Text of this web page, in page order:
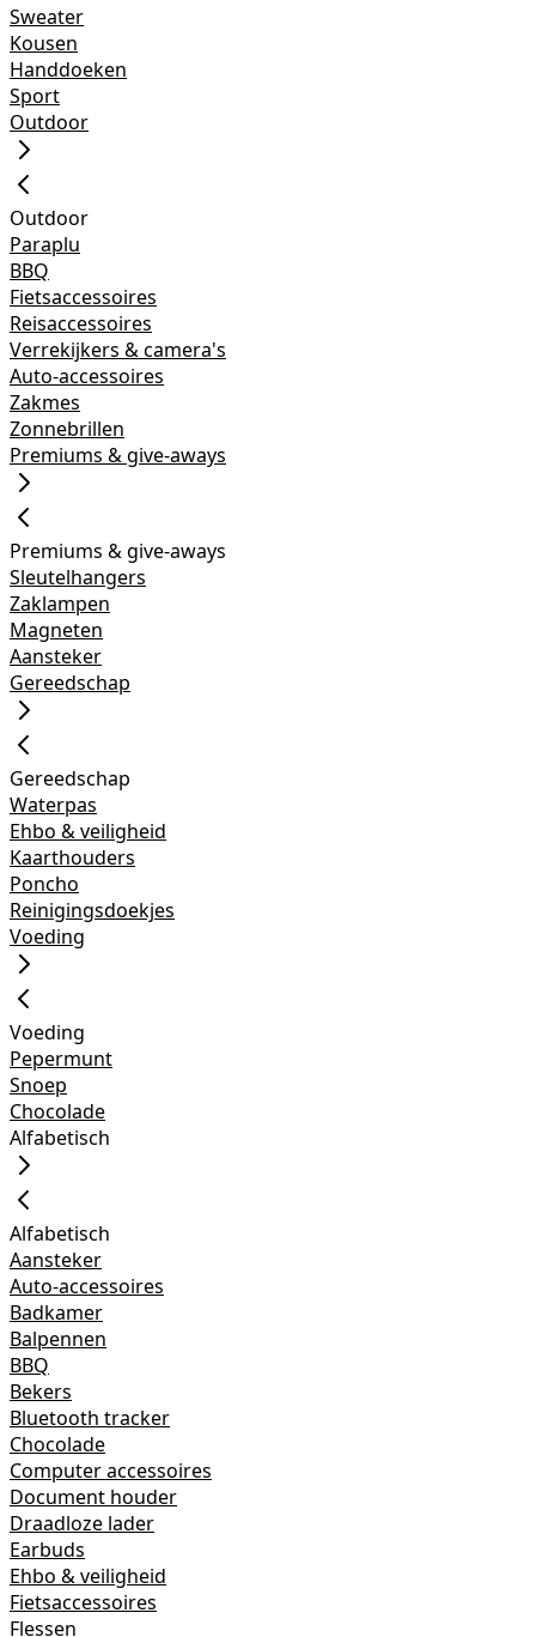
Sweater
Kousen
Handdoeken
Sport
Outdoor
Outdoor
Paraplu
BBQ
Fietsaccessoires
Reisaccessoires
Verrekijkers & camera's
Auto-accessoires
Zakmes
Zonnebrillen
Premiums & give-aways
Premiums & give-aways
Sleutelhangers
Zaklampen
Magneten
Aansteker
Gereedschap
Gereedschap
Waterpas
Ehbo & veiligheid
Kaarthouders
Poncho
Reinigingsdoekjes
Voeding
Voeding
Pepermunt
Snoep
Chocolade
Alfabetisch
Alfabetisch
Aansteker
Auto-accessoires
Badkamer
Balpennen
BBQ
Bekers
Bluetooth tracker
Chocolade
Computer accessoires
Document houder
Draadloze lader
Earbuds
Ehbo & veiligheid
Fietsaccessoires
Flessen